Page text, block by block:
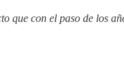
que con el paso de los